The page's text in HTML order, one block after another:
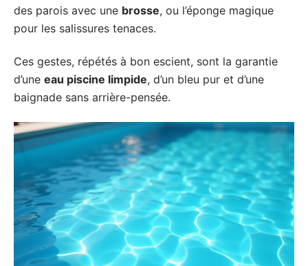
des parois avec une brosse, ou l’éponge magique
pour les salissures tenaces.
Ces gestes, répétés à bon escient, sont la garantie
d’une eau piscine limpide, d’un bleu pur et d’une
baignade sans arrière-pensée.